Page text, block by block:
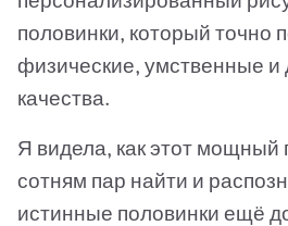
половинки, который точно
физические, умственные и
качества.
Я видела, как этот мощный
сотням пар найти и
истинные половинки ещё